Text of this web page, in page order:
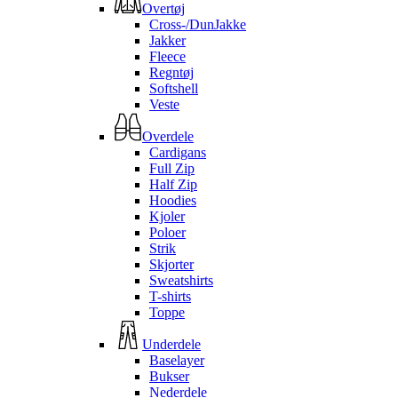
Overtøj
Cross-/DunJakke
Jakker
Fleece
Regntøj
Softshell
Veste
Overdele
Cardigans
Full Zip
Half Zip
Hoodies
Kjoler
Poloer
Strik
Skjorter
Sweatshirts
T-shirts
Toppe
Underdele
Baselayer
Bukser
Nederdele